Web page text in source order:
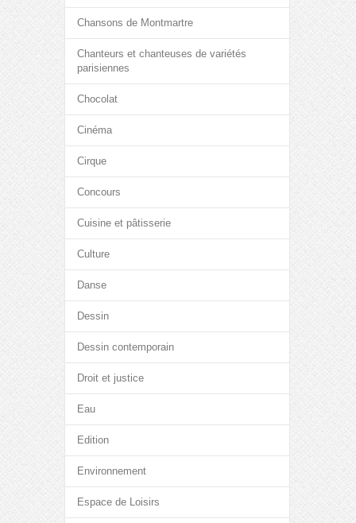
Chansons de Montmartre
Chanteurs et chanteuses de variétés
parisiennes
Chocolat
Cinéma
Cirque
Concours
Cuisine et pâtisserie
Culture
Danse
Dessin
Dessin contemporain
Droit et justice
Eau
Edition
Environnement
Espace de Loisirs